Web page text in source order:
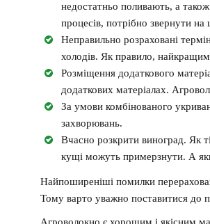
недостатньо поливають, а
процесів, потрібно звернути на
Неправильно розраховані
холодів. Як правило,
Розміщення додаткового
додаткових матеріалах.
За умови комбінованого
захворювань.
Вчасно розкрити виноград. Як
кущі можуть примерзнути. А
Найпоширеніші помилки
Тому варто уважно поставитися до